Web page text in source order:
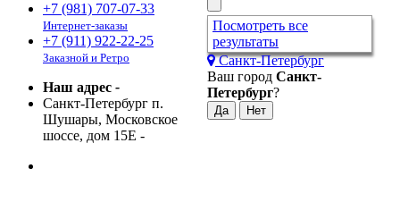
+7 (981) 707-07-33
Интернет-заказы
+7 (911) 922-22-25
Заказной и Ретро
Наш адрес -
Санкт-Петербург п.
Шушары, Московское
шоссе, дом 15Е -
Посмотреть все
результаты
Санкт-Петербург
Ваш город Санкт-
Петербург?